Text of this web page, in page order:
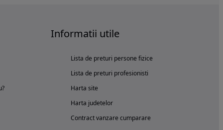
Informatii utile
Lista de preturi persone fizice
Lista de preturi profesionisti
Harta site
Harta judetelor
Contract vanzare cumparare